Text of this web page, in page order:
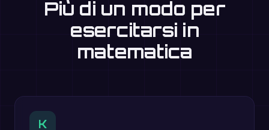
Più di un modo per
esercitarsi in
matematica
K